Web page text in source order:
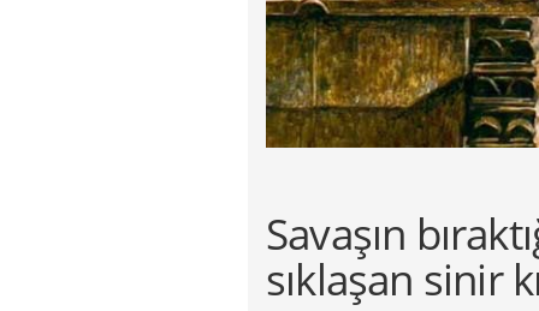
Savaşın
sıklaşan sinir